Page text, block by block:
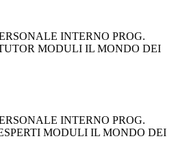
INTERNO PROG.
MODULI IL MONDO DEI
INTERNO PROG.
MODULI IL MONDO DEI